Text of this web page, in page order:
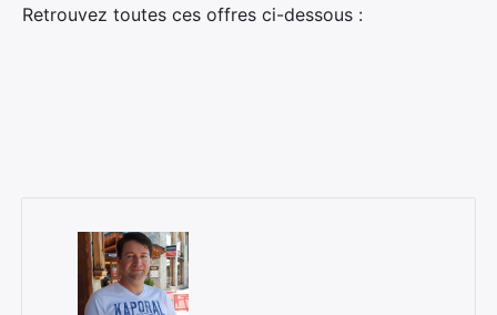
Retrouvez toutes ces offres ci-dessous :